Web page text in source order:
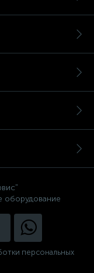
оборудование
персональных